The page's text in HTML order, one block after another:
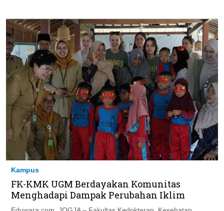
Kampus
FK-KMK UGM Berdayakan Komunitas
Menghadapi Dampak Perubahan Iklim